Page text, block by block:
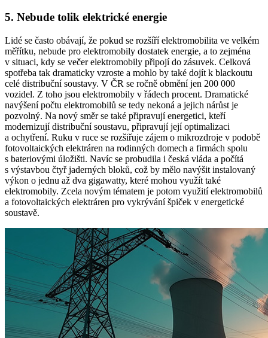
5. Nebude tolik elektrické energie
Lidé se často obávají, že pokud se rozšíří elektromobilita ve velkém
měřítku, nebude pro elektromobily dostatek energie, a to zejména
v situaci, kdy se večerelektromobily připojí do zásuvek. Celková
spotřeba tak dramaticky vzroste a mohlo by také dojít k blackoutu
celé distribuční soustavy. V ČR se ročně obmění jen 200 000
vozidel. Z toho jsou elektromobily v řádech procent. Dramatické
navýšení počtu elektromobilů se tedy nekoná a jejich nárůst je
pozvolný. Na nový směr se také připravují energetici, kteří
modernizují distribuční soustavu, připravují její optimalizaci
a ochytření. Ruku v ruce se rozšiřuje zájem o mikrozdroje v podobě
fotovoltaických elektráren na rodinných domech a firmách spolu
s bateriovými úložišti. Navíc se probudila i česká vláda a počítá
s výstavbou čtyř jaderných bloků, což by mělo navýšit instalovaný
výkon o jednu až dva gigawatty, které mohou využít také
elektromobily. Zcela novým tématem je potom využitíelektromobilů
a fotovoltaických elektráren pro vykrývání špiček v energetické
soustavě.